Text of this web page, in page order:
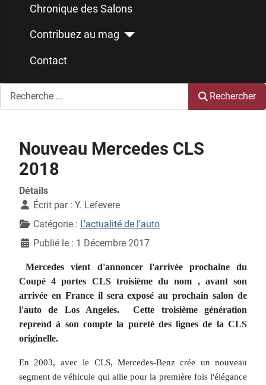
Chronique des Salons
Contribuez au mag
Contact
Rechercher
Nouveau Mercedes CLS
2018
Détails
Écrit par : Y. Lefevere
Catégorie : L'actualité de l'auto
Publié le : 1 Décembre 2017
Mercedes vient d'annoncer l'arrivée prochaine du
Coupé 4 portes CLS troisième du nom , avant son
arrivée en France il sera exposé au prochain salon de
l'auto de Los Angeles. Cette troisième génération
reprend à son compte la pureté des lignes de la CLS
originelle.
En 2003, avec le CLS, Mercedes-Benz crée un nouveau
segment de véhicule qui allie pour la première fois l'élégance